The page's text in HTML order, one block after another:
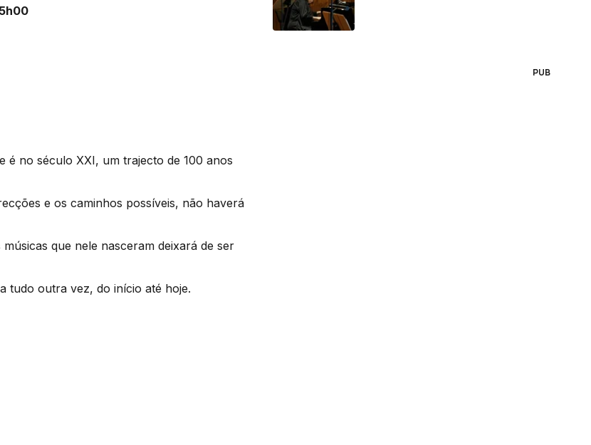
é no século XXI, um trajecto de 100 anos
e os caminhos possíveis, não haverá
que nele nasceram deixará de ser
tudo outra vez, do início até hoje.
PUB